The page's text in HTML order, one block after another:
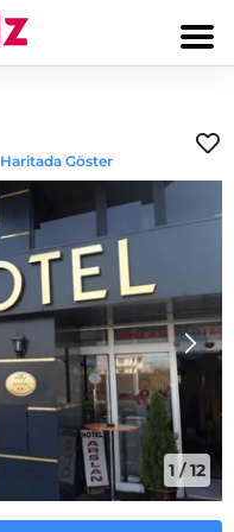
Haritada Göster
1 /12